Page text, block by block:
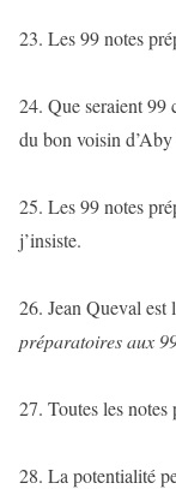
23. Les 99 notes
24. Que seraient 99
du bon voisin
25. Les 99 notes
j’insiste.
26. Jean Queval est
préparatoires aux
27. Toutes les notes
28. La potentialité